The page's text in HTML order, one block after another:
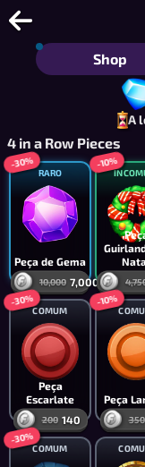
1-em-Linha -
Shop
A
4 in a Row Pieces
RARO
Peça de Gema
10,000 7,000
-30% -10%
COMUM
Peça
Escarlate
200 140
-30%
Peça
350
-10%
COMUM
-30%